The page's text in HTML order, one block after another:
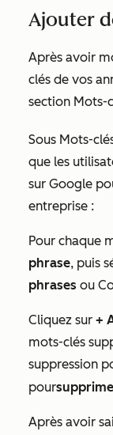
Ajouter
Après avoir
clés de vos
section Mots-
Sous Mots-
que les
sur Google
entreprise :
Pour chaque
phrase, puis
phrases ou
Cliquez sur +
mots-clés
suppression
pour
Après avoir